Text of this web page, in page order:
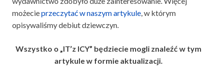
możecieprzeczytać w naszym artykule, w którym
opisywaliśmy debiut dziewczyn.
Wszystko o „IT’z ICY” będziecie mogli znaleźć w tym
artykule w formie aktualizacji.